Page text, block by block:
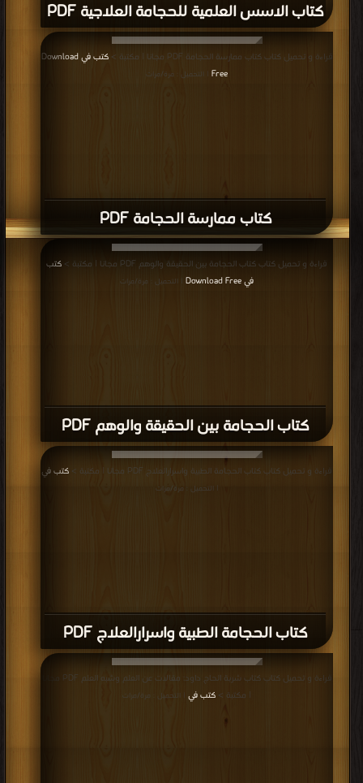
كتاب الاسس العلمية للحجامة العلاجية PDF
كتاب ممارسة الحجامة PDF
قراءة و تحميل كتاب كتاب ممارسة الحجامة PDF مجانا | مكتبة >
كتب في Download
Free
| التحميل : مرة/مرات
كتاب الحجامة بين الحقيقة والوهم PDF
قراءة و تحميل كتاب كتاب الحجامة بين الحقيقة والوهم PDF مجانا | مكتبة >
كتب
في Download Free
| التحميل : مرة/مرات
كتاب الحجامة الطبية واسرارالعلاج PDF
قراءة و تحميل كتاب كتاب الحجامة الطبية واسرارالعلاج PDF مجانا | مكتبة > كتب في
| التحميل : مرة/مرات
| مكتبة > كتب في | التحميل : مرة/مرات